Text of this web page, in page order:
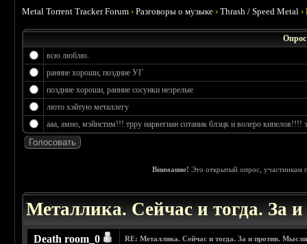
Metal Torrent Tracker Forum ›Разговоры о музыке ›Thrash / Speed Metal ›
всю люблю.
ранние хороши, поздние УГ
поздние хороши, ранние сосунки незрелые
люто хэйтую металлегу
ааа, амно, мэйнстим!!! трру нарвегиан сотаник блэцк и волеро кипелов!!!!
Внимание! Это открытый опрос, участникам
Металлика. Сейчас и тогда. За
Death room_0 RE: Металлика. Сейчас и тогда. За и против.